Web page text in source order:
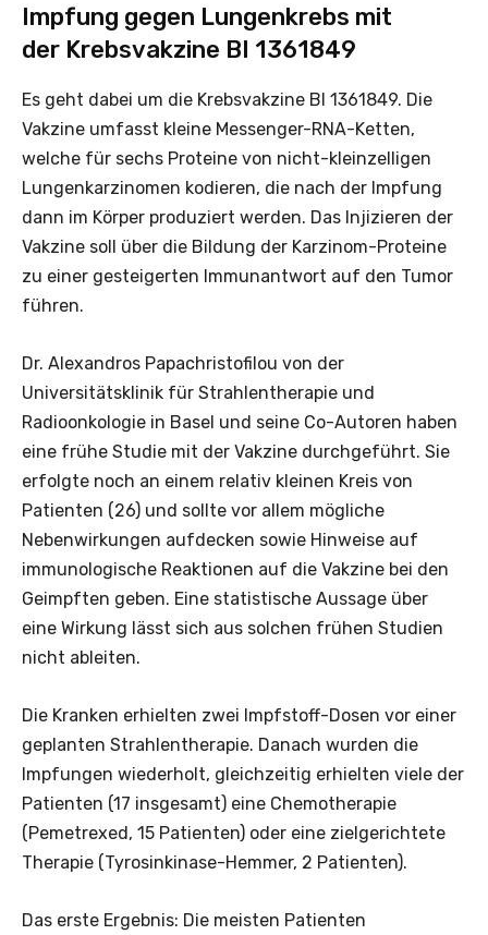
Impfung gegen Lungenkrebs mit
der Krebsvakzine BI 1361849
Es geht dabei um die Krebsvakzine BI 1361849. Die
Vakzine umfasst kleine Messenger-RNA-Ketten,
welche für sechs Proteine von nicht-kleinzelligen
Lungenkarzinomen kodieren, die nach der Impfung
dann im Körper produziert werden. Das Injizieren der
Vakzine soll über die Bildung der Karzinom-Proteine
zu einer gesteigerten Immunantwort auf den Tumor
führen.
Dr. Alexandros Papachristofilou von der
Universitätsklinik für Strahlentherapie und
Radioonkologie in Basel und seine Co-Autoren haben
eine frühe Studie mit der Vakzine durchgeführt. Sie
erfolgte noch an einem relativ kleinen Kreis von
Patienten (26) und sollte vor allem mögliche
Nebenwirkungen aufdecken sowie Hinweise auf
immunologische Reaktionen auf die Vakzine bei den
Geimpften geben. Eine statistische Aussage über
eine Wirkung lässt sich aus solchen frühen Studien
nicht ableiten.
Die Kranken erhielten zwei Impfstoff-Dosen vor einer
geplanten Strahlentherapie. Danach wurden die
Impfungen wiederholt, gleichzeitig erhielten viele der
Patienten (17 insgesamt) eine Chemotherapie
(Pemetrexed, 15 Patienten) oder eine zielgerichtete
Therapie (Tyrosinkinase-Hemmer, 2 Patienten).
Das erste Ergebnis: Die meisten Patienten